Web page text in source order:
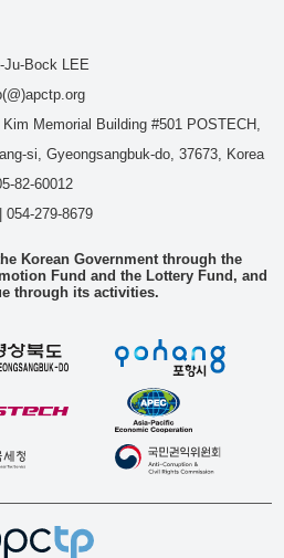
Ju-Bock LEE
Kim Memorial Building #501 POSTECH,
si, Gyeongsangbuk-do, 37673, Korea
82-60012
054-279-8679
Korean Government through the
Fund and the Lottery Fund, and
through its activities.